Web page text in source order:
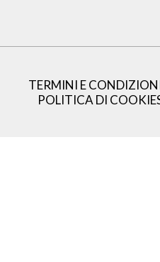
TERMINI E
POLITICA DI